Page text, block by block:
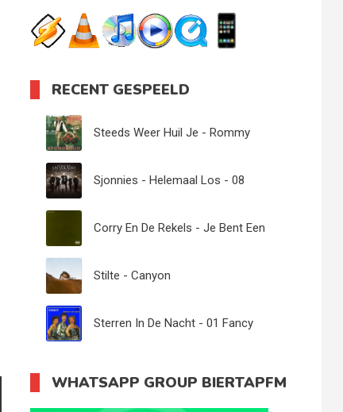
RECENT GESPEELD
Steeds Weer Huil Je - Rommy
Sjonnies - Helemaal Los - 08
Corry En De Rekels - Je Bent Een
Stilte - Canyon
Sterren In De Nacht - 01 Fancy
WHATSAPP GROUP BIERTAPFM